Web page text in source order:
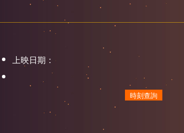
上映日期：
時刻查詢